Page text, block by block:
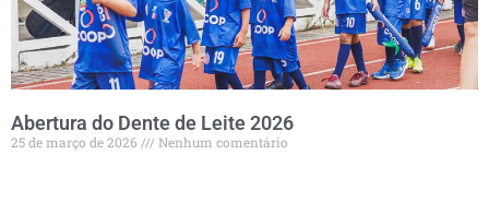
Abertura do Dente de Leite 2026
25 de março de 2026 Nenhum comentário